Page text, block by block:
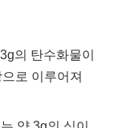
의 탄수화물이
로 이루어져